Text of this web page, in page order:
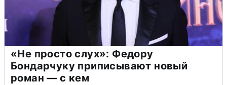
«Не просто слух»: Федору
Бондарчуку приписывают новый
роман — с кем